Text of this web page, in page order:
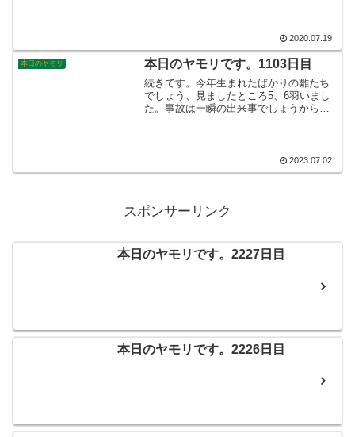
2020.07.19
本日のヤモリ 本日のヤモリです。1103日目
続きです。今年生まれたばかりの雛たち
でしょう、見ましたところ5、6羽いまし
た。事故は一瞬の出来事でしょうからド
んなこんなで、本日のヤモリです。2023.07.02
スポンサーリンク
本日のヤモリです。2227日目
本日のヤモリです。2226日目